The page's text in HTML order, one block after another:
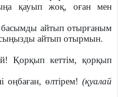
қауып жоқ, оған мен
басымды айтып отырғаным
айтып отырмын.
Қорқып кеттім, қорқып
оңбаған, өлтірем! (қуалай